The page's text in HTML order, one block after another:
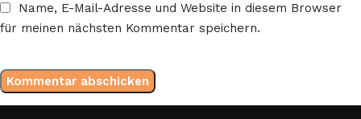
Name, E-Mail-Adresse und Website in diesem Browser
für meinen nächsten Kommentar speichern.